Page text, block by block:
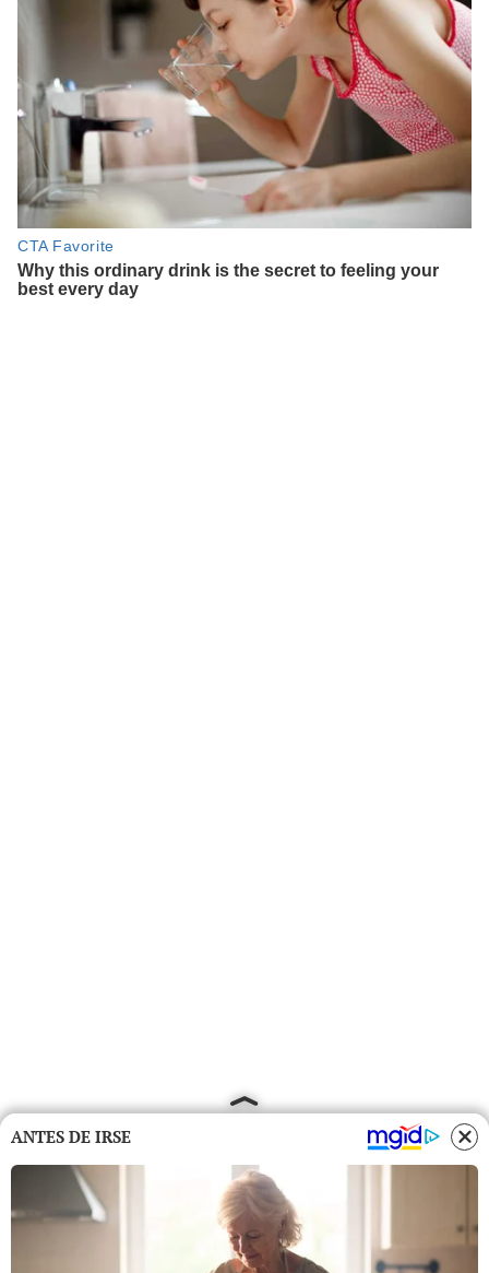
ANTES DE IRSE